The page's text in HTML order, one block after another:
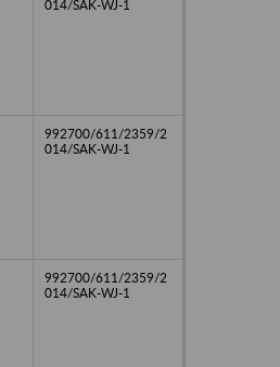
014/SAK-WJ-1
992700/611/2359/2
014/SAK-WJ-1
992700/611/2359/2
014/SAK-WJ-1